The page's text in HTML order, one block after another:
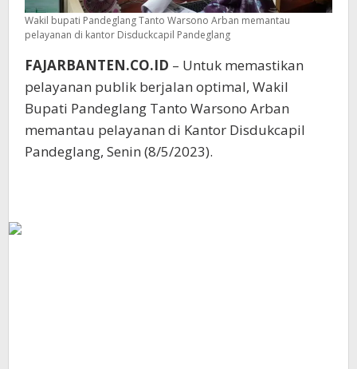
Wakil bupati Pandeglang Tanto Warsono Arban memantau
pelayanan di kantor Disduckcapil Pandeglang
FAJARBANTEN.CO.ID – Untuk memastikan
pelayanan publik berjalan optimal, Wakil
Bupati Pandeglang Tanto Warsono Arban
memantau pelayanan di Kantor Disdukcapil
Pandeglang, Senin (8/5/2023).